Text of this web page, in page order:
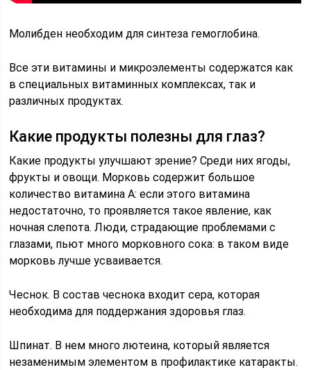
Молибден необходим для синтеза гемоглобина.
Все эти витамины и микроэлементы содержатся как
в специальных витаминных комплексах, так и
различных продуктах.
Какие продукты полезны для глаз?
Какие продукты улучшают зрение? Среди них ягоды,
фрукты и овощи. Морковь содержит большое
количество витамина А: если этого витамина
недостаточно, то проявляется такое явление, как
ночная слепота. Люди, страдающие проблемами с
глазами, пьют много морковного сока: в таком виде
морковь лучше усваивается.
Чеснок. В состав чеснока входит сера, которая
необходима для поддержания здоровья глаз.
Шпинат. В нем много лютеина, который является
незаменимым элементом в профилактике катаракты.